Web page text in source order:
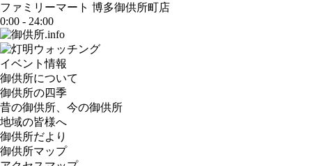
ファミリーマート 博多御供所町店
0:00 - 24:00
イベント情報
御供所について
御供所の四季
昔の御供所、今の御供所
地域の皆様へ
御供所だより
御供所マップ